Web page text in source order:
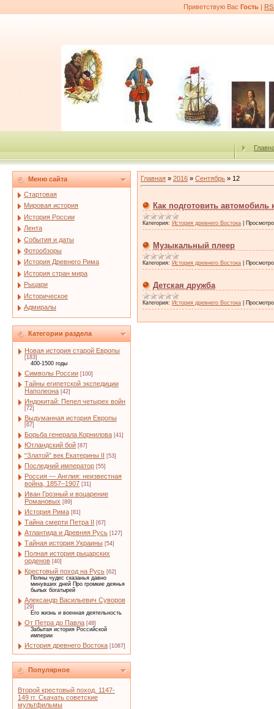
Приветствую Вас Гость |
Меню сайта
Стартовая
Мировая история
История России
Лента
События и даты
Фотообзоры
История Древнего Рима
История стран мира
Рыцари
Историческое
Адмиралы
Категории раздела
Новая история старой Европы
[183]
400-1500 годы
Символы России [100]
Тайны египетской экспедиции
Наполеона [42]
Индокитай: Пепел четырех войн
[72]
Выдуманная история Европы
[67]
Борьба генерала Корнилова [41]
Ютландский бой [87]
“Златой” век Екатерины II [53]
Последний император [55]
Россия — Англия: неизвестная
война, 1857–1907 [31]
Иван Грозный и воцарение
Романовых [89]
История Рима [81]
Тайна смерти Петра II [67]
Атлантида и Древняя Русь [127]
Тайная история Украины [54]
Полная история рыцарских
орденов [40]
Крестовый поход на Русь [62]
Полны чудес сказанья давно
минувших дней Про громкие деянья
былых богатырей
Александр Васильевич Суворов
[29]
Его жизнь и военная деятельность
От Петра до Павла [48]
Забытая история Российской
империи
История древнего Востока [1087]
Популярное
Второй крестовый поход. 1147-
149 гг. Скачать советские
мультфильмы
Главная » 2016 » Сентябрь » 12
Как подготовить автомобиль
Категория: История древнего Востока
Музыкальный плеер
Категория: История древнего Востока
Детская дружба
Категория: История древнего Востока